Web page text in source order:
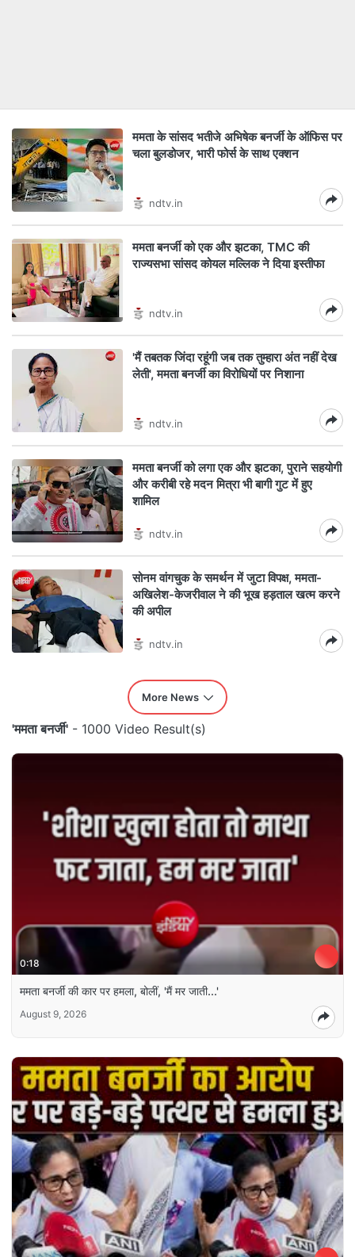
ममता के सांसद भतीजे अभिषेक बनर्जी के ऑफिस पर
चला बुलडोजर, भारी फोर्स के साथ एक्शन
ndtv.in
ममता बनर्जी को एक और झटका, TMC की
राज्यसभा सांसद कोयल मल्लिक ने दिया इस्तीफा
ndtv.in
'मैं तबतक जिंदा रहूंगी जब तक तुम्हारा अंत नहीं देख
लेती', ममता बनर्जी का विरोधियों पर निशाना
ndtv.in
ममता बनर्जी को लगा एक और झटका, पुराने सहयोगी
और करीबी रहे मदन मित्रा भी बागी गुट में हुए
शामिल
ndtv.in
सोनम वांगचुक के समर्थन में जुटा विपक्ष, ममता-
अखिलेश-केजरीवाल ने की भूख हड़ताल खत्म करने
की अपील
ndtv.in
More News
'ममता बनर्जी' - 1000 Video Result(s)
0:18
ममता बनर्जी की कार पर हमला, बोलीं, 'मैं मर जाती...'
August 9, 2026